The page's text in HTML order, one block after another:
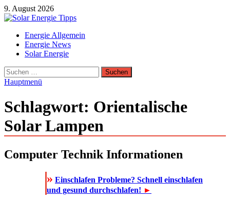
Zum
Inhalt
9. August 2026
Solar Energie Tipps
Solar Energie und Photovoltaik Informationen und Tipps
Energie Allgemein
Energie News
Solar Energie
Suchen
nach:
Hauptmenü
Schlagwort: Orientalische
Solar Lampen
Computer Technik Informationen
» Einschlafen Probleme? Schnell einschlafen
und gesund durchschlafen! ►